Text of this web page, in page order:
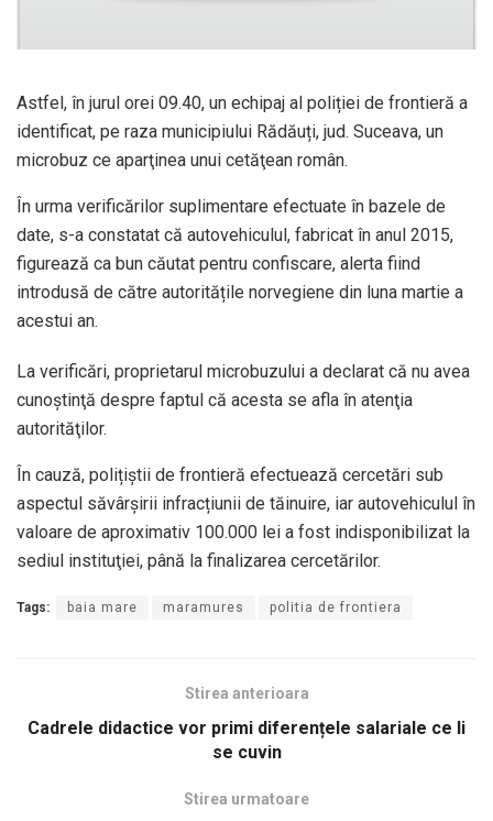
Astfel, în jurul orei 09.40, un echipaj al poliției de frontieră a
identificat, pe raza municipiului Rădăuți, jud. Suceava, un
microbuz ce aparţinea unui cetăţean român.
În urma verificărilor suplimentare efectuate în bazele de
date, s-a constatat că autovehiculul, fabricat în anul 2015,
figurează ca bun căutat pentru confiscare, alerta fiind
introdusă de către autoritățile norvegiene din luna martie a
acestui an.
La verificări, proprietarul microbuzului a declarat că nu avea
cunoştinţă despre faptul că acesta se afla în atenţia
autorităţilor.
În cauză, polițiștii de frontieră efectuează cercetări sub
aspectul săvârșirii infracțiunii de tăinuire, iar autovehiculul în
valoare de aproximativ 100.000 lei a fost indisponibilizat la
sediul instituţiei, până la finalizarea cercetărilor.
Tags: baia mare maramures politia de frontiera
Stirea anterioara
Cadrele didactice vor primi diferențele salariale ce li
se cuvin
Stirea urmatoare